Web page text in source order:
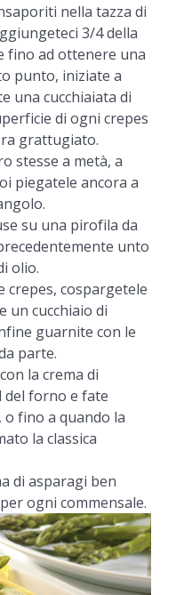
nella tazza di
3/4 della
fino ad ottenere una
punto, iniziate a
una cucchiaiata di
di ogni crepes
grattugiato.
stesse a metà, a
piegatele ancora a
su una pirofila da
unto
olio.
crepes, cospargetele
un cucchiaio di
guarnite con le
parte.
la crema di
del forno e fate
fino a quando la
la classica
di asparagi ben
ogni commensale.